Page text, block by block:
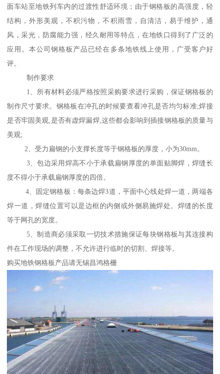
面车站至地铁列车内的过渡性舒适环境；由于钢格板的高强度，轻
结构，外形美观，不积污物，不积雨雪，自清洁，易于维护，通
风，采光，防腐能力强，经久耐用等特点，在地铁口得到了广泛的
应用。本公司钢格板产品已经在多条地铁线上使用，广受客户好
评。
制作要求
1、所有材料必须严格按照采购要求进行采购，保证钢格板的
制作尺寸要求。钢格板在冲孔的时候要查看冲孔是否均匀标准;焊接
是否牢固美观,是否有虚焊漏焊,这些都会影响到插接钢格板的质量与
美观;
2、受力扁钢的小支撑长度等于钢格板的厚度，小为30mm。
3、包边采用焊高不小于承载扁钢厚度的单面贴脚焊，焊缝长
度不得小于承载扁钢厚度的四倍。
4、固定钢格板：每条边焊3道，平面中心线处焊一道，两端各
焊一道，焊缝位置可以是边框的内侧或外侧易施焊处。焊缝的长度
等于网孔的宽度。
5、制造商必须采取一切技术措施保证每块钢格板与其连接构
件在工作现场的调整，不允许进行临时的切割、焊接等。
购买地铁钢格板产品请无锡昌鸿格栅